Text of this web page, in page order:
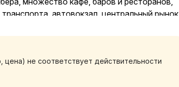
автовокзал, центральный рынок.
человекане соответствует действительности